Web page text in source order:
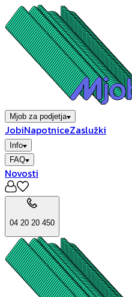
Mjob za podjetja
JobiNapotniceZaslužki
Info
FAQ
Novosti
04 20 20 450